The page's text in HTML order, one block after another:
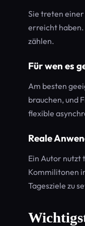
Sie treten
erreicht haben.
zählen.
Für wen es
Am besten
brauchen, und
flexible
Reale
Ein Autor nutzt
Kommilitonen
Tagesziele zu